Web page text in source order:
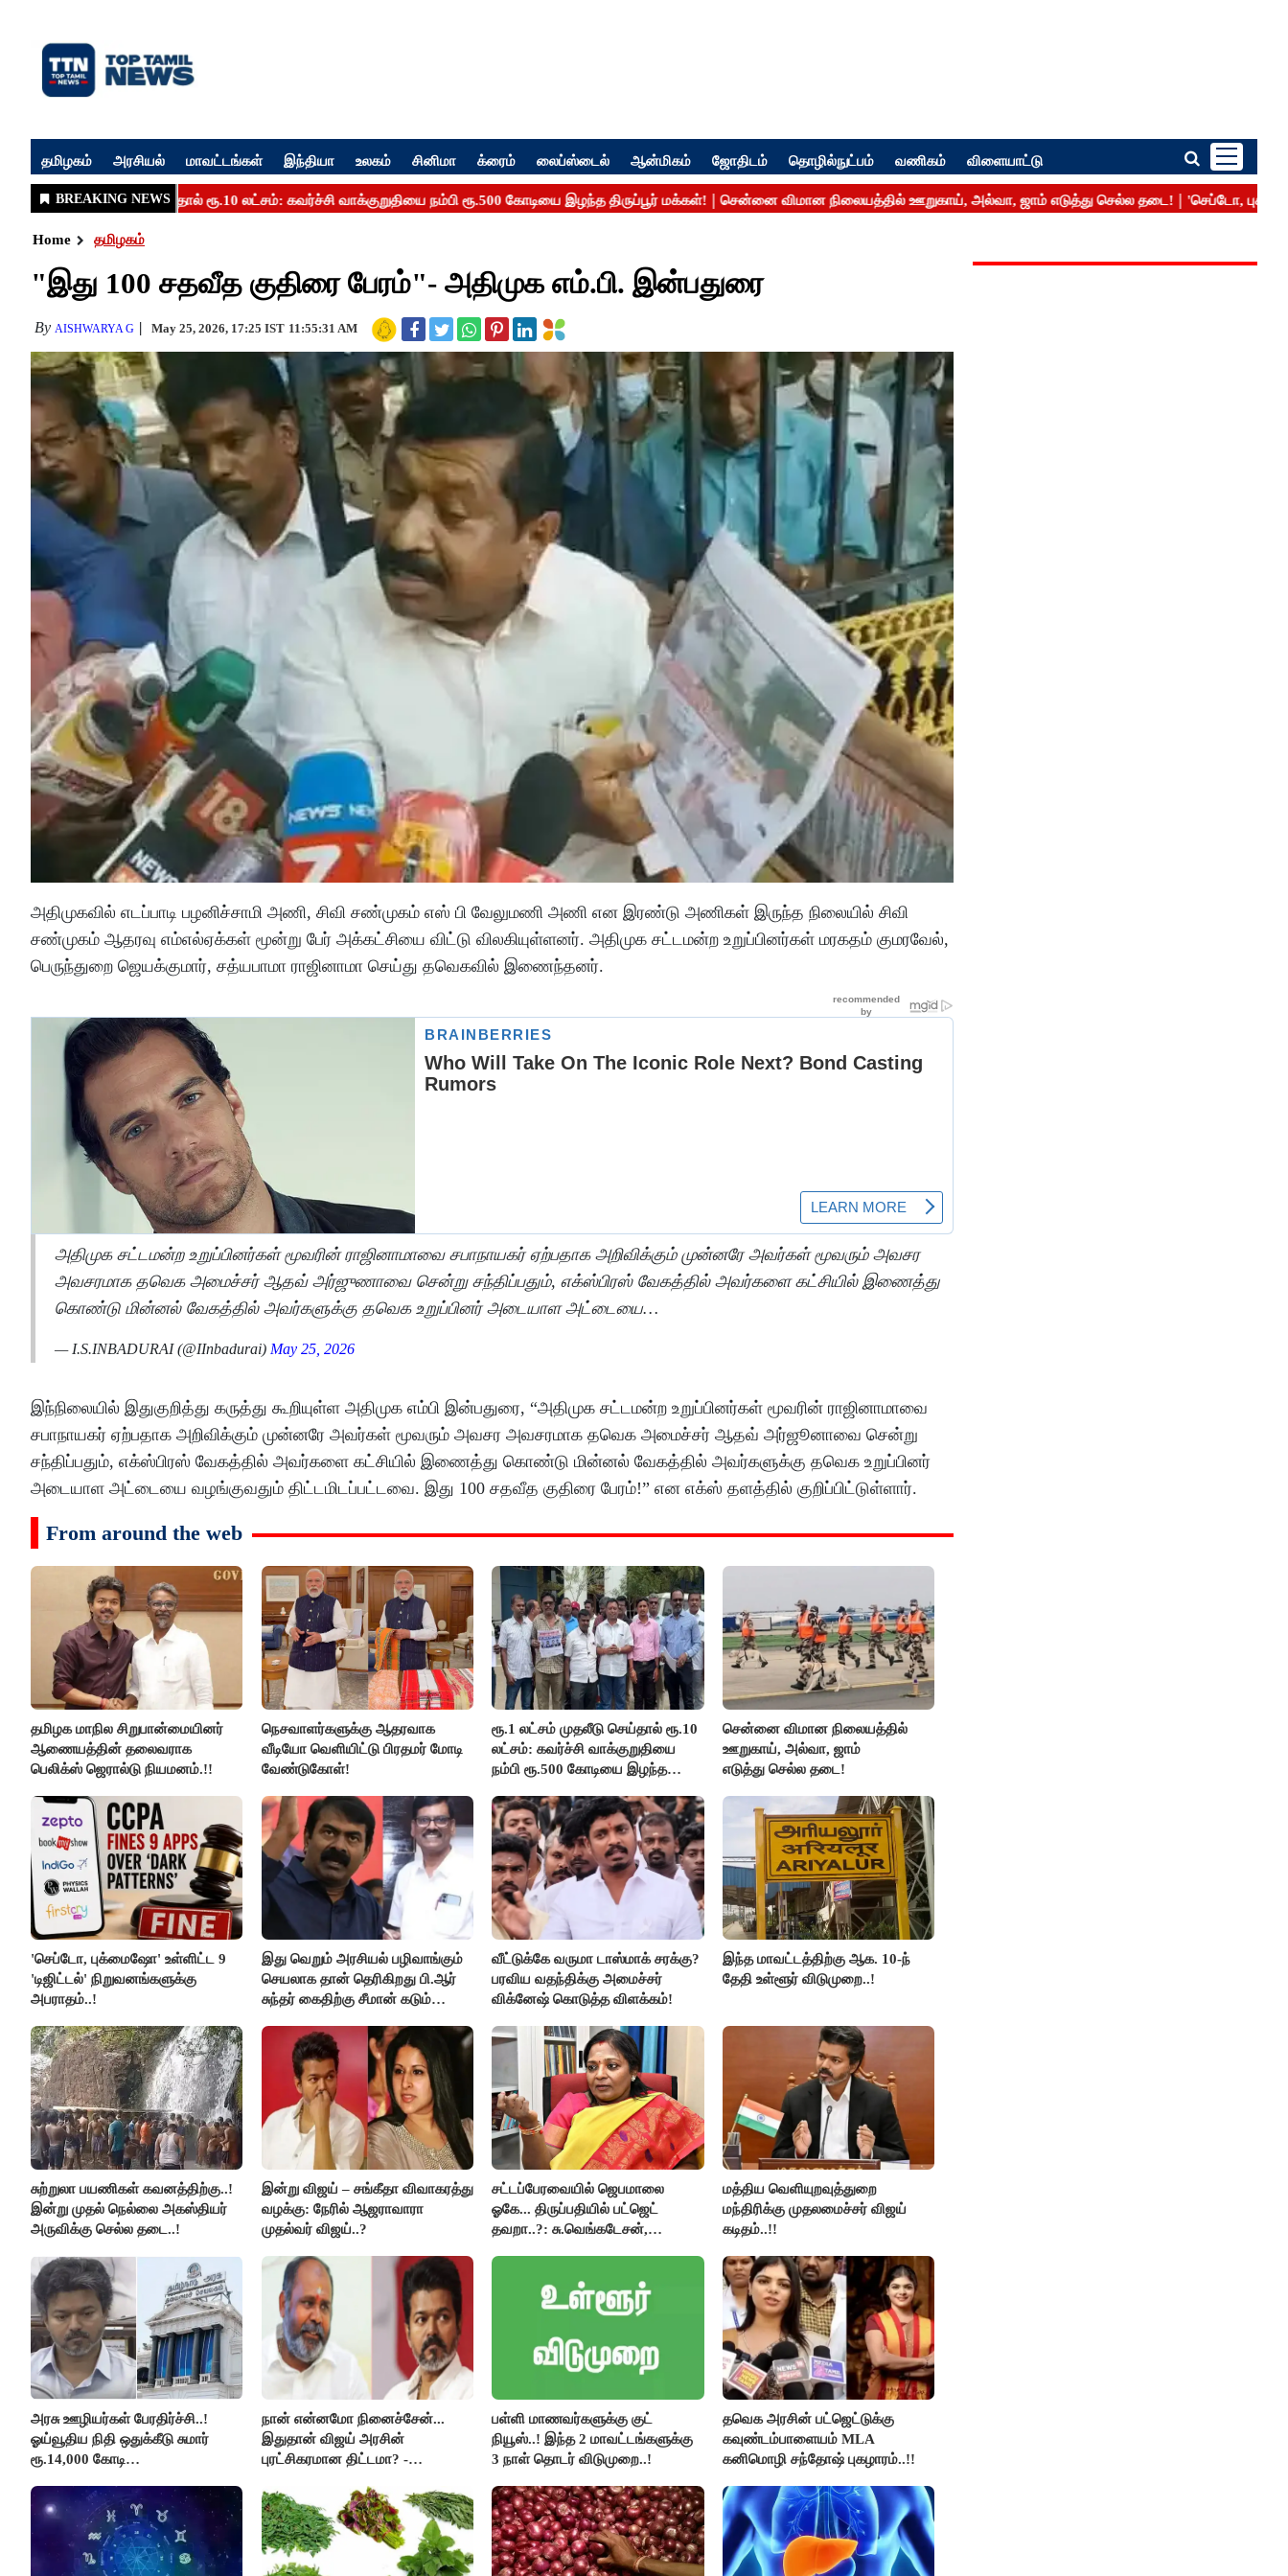
தமிழகம் அரசியல் மாவட்டங்கள் இந்தியா உலகம் சினிமா க்ரைம் லைப்ஸ்டைல் ஆன்மிகம் ஜோதிடம் தொழில்நுட்பம் வணிகம் விளையாட்டு
Home தமிழகம்
"இது 100 சதவீத குதிரை பேரம்"- அதிமுக எம்.பி. இன்பதுரை
By AISHWARYA G May 25, 2026, 17:25 IST 11:55:31 AM
அதிமுகவில் எடப்பாடி பழனிச்சாமி அணி, சிவி சண்முகம் எஸ் பி வேலுமணி அணி என இரண்டு அணிகள் இருந்த நிலையில் சிவி
சண்முகம் ஆதரவு எம்எல்ஏக்கள் மூன்று பேர் அக்கட்சியை விட்டு விலகியுள்ளனர். அதிமுக சட்டமன்ற உறுப்பினர்கள் மரகதம் குமரவேல்,
பெருந்துறை ஜெயக்குமார், சத்யபாமா ராஜினாமா செய்து தவெகவில் இணைந்தனர்.
அதிமுக சட்டமன்ற உறுப்பினர்கள் மூவரின் ராஜினாமாவை சபாநாயகர் ஏற்பதாக அறிவிக்கும் முன்னரே அவர்கள் மூவரும் அவசர
அவசரமாக தவெக அமைச்சர் ஆதவ் அர்ஜுணாவை சென்று சந்திப்பதும், எக்ஸ்பிரஸ் வேகத்தில் அவர்களை கட்சியில் இணைத்து
கொண்டு மின்னல் வேகத்தில் அவர்களுக்கு தவெக உறுப்பினர் அடையாள அட்டையை…
— I.S.INBADURAI (@IInbadurai) May 25, 2026
இந்நிலையில் இதுகுறித்து கருத்து கூறியுள்ள அதிமுக எம்பி இன்பதுரை, “அதிமுக சட்டமன்ற உறுப்பினர்கள் மூவரின் ராஜினாமாவை
சபாநாயகர் ஏற்பதாக அறிவிக்கும் முன்னரே அவர்கள் மூவரும் அவசர அவசரமாக தவெக அமைச்சர் ஆதவ் அர்ஜூனாவை சென்று
சந்திப்பதும், எக்ஸ்பிரஸ் வேகத்தில் அவர்களை கட்சியில் இணைத்து கொண்டு மின்னல் வேகத்தில் அவர்களுக்கு தவெக உறுப்பினர்
அடையாள அட்டையை வழங்குவதும் திட்டமிடப்பட்டவை. இது 100 சதவீத குதிரை பேரம்!” என எக்ஸ் தளத்தில் குறிப்பிட்டுள்ளார்.
From around the web
தமிழக மாநில சிறுபான்மையினர்
ஆணையத்தின் தலைவராக
பெலிக்ஸ் ஜெரால்டு நியமனம்.!!
நெசவாளர்களுக்கு ஆதரவாக
வீடியோ வெளியிட்டு பிரதமர் மோடி
வேண்டுகோள்!
ரூ.1 லட்சம் முதலீடு செய்தால் ரூ.10
லட்சம்: கவர்ச்சி வாக்குறுதியை
நம்பி ரூ.500 கோடியை இழந்த
சென்னை விமான நிலையத்தில்
ஊறுகாய், அல்வா, ஜாம்
எடுத்து செல்ல தடை!
'செப்டோ, புக்மைஷோ' உள்ளிட்ட 9
'டிஜிட்டல்' நிறுவனங்களுக்கு
அபராதம்..!
இது வெறும் அரசியல் பழிவாங்கும்
செயலாக தான் தெரிகிறது பி.ஆர்
சுந்தர் கைதிற்கு சீமான் கடும்
வீட்டுக்கே வருமா டாஸ்மாக் சரக்கு?
பரவிய வதந்திக்கு அமைச்சர்
விக்னேஷ் கொடுத்த விளக்கம்!
இந்த மாவட்டத்திற்கு ஆக. 10-ந்
தேதி உள்ளூர் விடுமுறை..!
சுற்றுலா பயணிகள் கவனத்திற்கு..!
இன்று முதல் நெல்லை அகஸ்தியர்
அருவிக்கு செல்ல தடை..!
இன்று விஜய் – சங்கீதா விவாகரத்து
வழக்கு: நேரில் ஆஜராவாரா
முதல்வர் விஜய்..?
சட்டப்பேரவையில் ஜெபமாலை
ஓகே... திருப்பதியில் பட்ஜெட்
தவறா..?: சு.வெங்கடேசன்,
மத்திய வெளியுறவுத்துறை
மந்திரிக்கு முதலமைச்சர் விஜய்
கடிதம்..!!
அரசு ஊழியர்கள் பேரதிர்ச்சி..!
ஓய்வூதிய நிதி ஒதுக்கீடு சுமார்
ரூ.14,000 கோடி
நான் என்னமோ நினைச்சேன்...
இதுதான் விஜய் அரசின்
புரட்சிகரமான திட்டமா? -
பள்ளி மாணவர்களுக்கு குட்
நியூஸ்..! இந்த 2 மாவட்டங்களுக்கு
3 நாள் தொடர் விடுமுறை..!
தவெக அரசின் பட்ஜெட்டுக்கு
கவுண்டம்பாளையம் MLA
கனிமொழி சந்தோஷ் புகழாரம்..!!